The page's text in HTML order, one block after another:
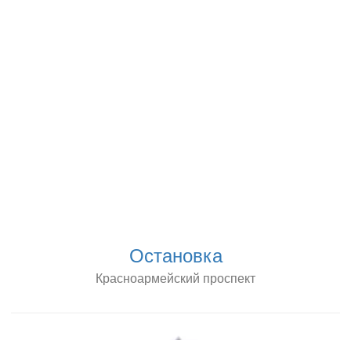
Остановка
Красноармейский проспект